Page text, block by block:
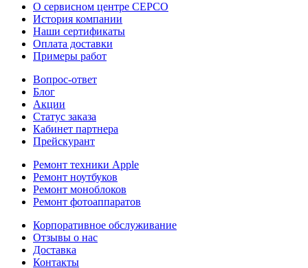
О сервисном центре СЕРСО
История компании
Наши сертификаты
Оплата доставки
Примеры работ
Вопрос-ответ
Блог
Акции
Статус заказа
Кабинет партнера
Прейскурант
Ремонт техники Apple
Ремонт ноутбуков
Ремонт моноблоков
Ремонт фотоаппаратов
Корпоративное обслуживание
Отзывы о нас
Доставка
Контакты